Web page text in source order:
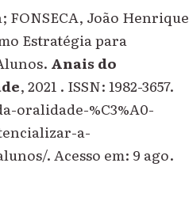
FONSECA, João Henrique
Estratégia para
Anais do
, 2021 . ISSN: 1982-3657.
oralidade-%C3%A0-
a-
. Acesso em: 9 ago.